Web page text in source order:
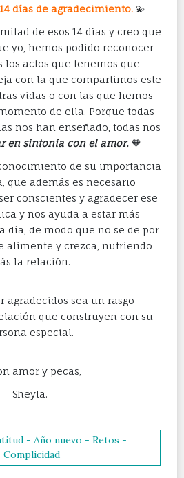
14 días de agradecimiento. 💫
de esos 14 días y creo que
yo, hemos podido reconocer
los actos que tenemos que
con la que compartimos este
vidas o con las que hemos
de ella. Porque todas
nos han enseñado, todas nos
en sintonía con el amor. 🧡
de su importancia
que además es necesario
conscientes y agradecer ese
y nos ayuda a estar más
día, de modo que no se de por
alimente y crezca, nutriendo
la relación.
agradecidos sea un rasgo
que construyen con su
especial.
amor y pecas,
Sheyla.
- Año nuevo - Retos -
Complicidad